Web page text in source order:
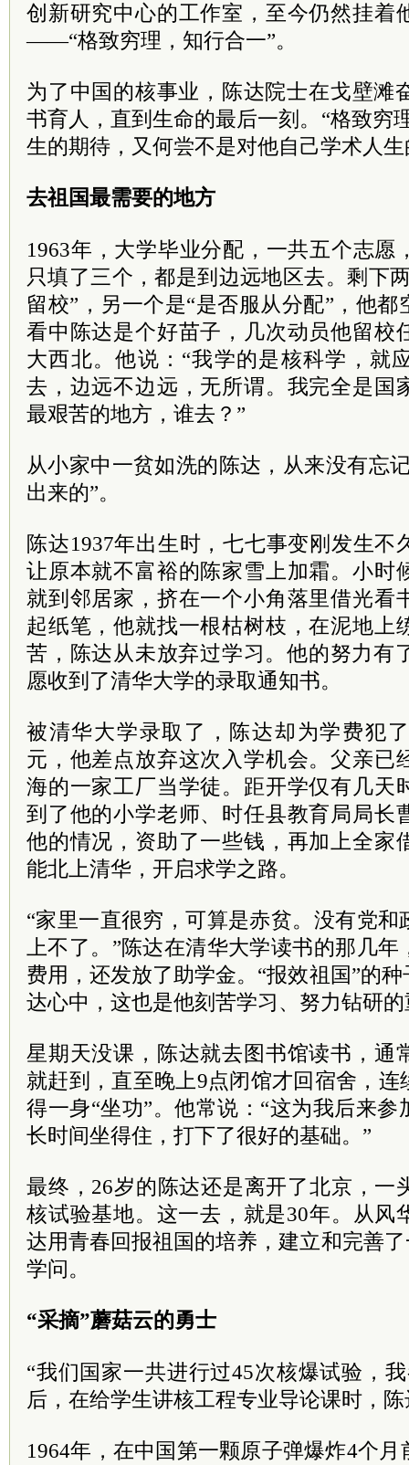
创新研究中心的工作室，至今仍然挂着
——“格致穷理，知行合一”。
为了中国的核事业，陈达院士在戈壁滩
书育人，直到生命的最后一刻。“格致穷
生的期待，又何尝不是对他自己学术人
去祖国最需要的地方
1963年，大学毕业分配，一共五个志愿
只填了三个，都是到边远地区去。剩下
留校”，另一个是“是否服从分配”，他
看中陈达是个好苗子，几次动员他留校
大西北。他说：“我学的是核科学，就
去，边远不边远，无所谓。我完全是国
最艰苦的地方，谁去？”
从小家中一贫如洗的陈达，从来没有忘
出来的”。
陈达1937年出生时，七七事变刚发生不
让原本就不富裕的陈家雪上加霜。小时
就到邻居家，挤在一个小角落里借光看
起纸笔，他就找一根枯树枝，在泥地上
苦，陈达从未放弃过学习。他的努力有
愿收到了清华大学的录取通知书。
被清华大学录取了，陈达却为学费犯
元，他差点放弃这次入学机会。父亲已
海的一家工厂当学徒。距开学仅有几天
到了他的小学老师、时任县教育局局长
他的情况，资助了一些钱，再加上全家
能北上清华，开启求学之路。
“家里一直很穷，可算是赤贫。没有党
上不了。”陈达在清华大学读书的那几
费用，还发放了助学金。“报效祖国”的
达心中，这也是他刻苦学习、努力钻研
星期天没课，陈达就去图书馆读书，通
就赶到，直至晚上9点闭馆才回宿舍，
得一身“坐功”。他常说：“这为我后来
长时间坐得住，打下了很好的基础。”
最终，26岁的陈达还是离开了北京，一
核试验基地。这一去，就是30年。从风
达用青春回报祖国的培养，建立和完善
学问。
“采摘”蘑菇云的勇士
“我们国家一共进行过45次核爆试验，
后，在给学生讲核工程专业导论课时，
1964年，在中国第一颗原子弹爆炸4个